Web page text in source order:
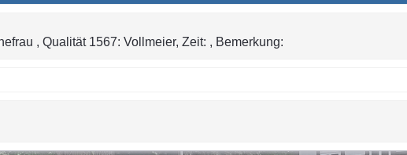
, Qualität 1567: Vollmeier, Zeit: , Bemerkung: